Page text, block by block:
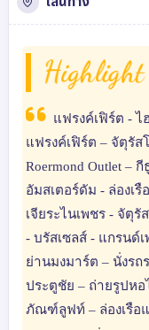
Highlight
แฟรงค์เฟิร์ต - ไ
แฟรงค์เฟิร์ต – จัตุรั
Roermond Outlet –
อัมสเตอร์ดัม - ล่องเ
เจียระไนเพชร - จัตุ
- บรัสเซลส์ - แกรนด์เ
ย่านมงมาร์ต – นั่งรถ
ประตูชัย – ถ่ายรูปหอ
ภัณฑ์ลูฟท์ – ล่องเรือ